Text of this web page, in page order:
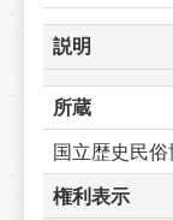
説明
所蔵
国立歴史民
権利表示